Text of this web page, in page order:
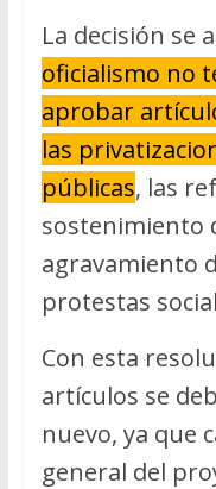
La decisión se
oficialismo no
aprobar
las
públicas, las
sostenimiento
agravamiento
protestas
Con esta
artículos se
nuevo, ya que
general del